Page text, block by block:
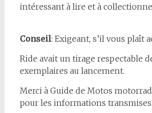
intéressant à lire et à
Conseil: Exigeant, s’il vous plaît
Ride avait un tirage respectable
exemplaires au lancement.
Merci à Guide de Motos
pour les informations transmises.